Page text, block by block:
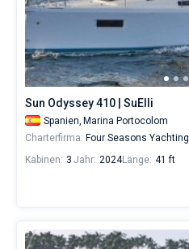
Sun Odyssey 410 | SuElli
Spanien, Marina Portocolom
Charterfirma: Four Seasons Yachting
Kabinen: 3 Jahr: 2024Länge: 41 ft